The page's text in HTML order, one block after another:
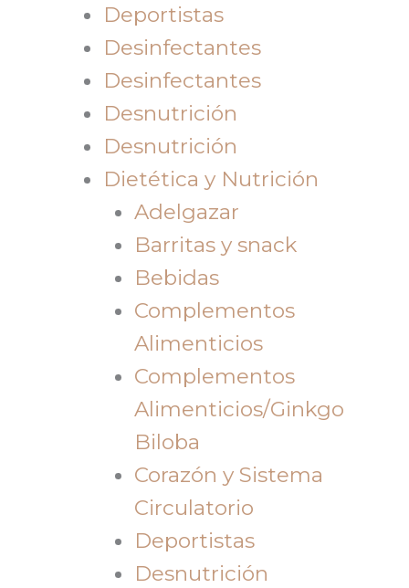
Deportistas
Desinfectantes
Desinfectantes
Desnutrición
Desnutrición
Dietética y Nutrición
Adelgazar
Barritas y snack
Bebidas
Complementos
Alimenticios
Complementos
Alimenticios/Ginkgo
Biloba
Corazón y Sistema
Circulatorio
Deportistas
Desnutrición